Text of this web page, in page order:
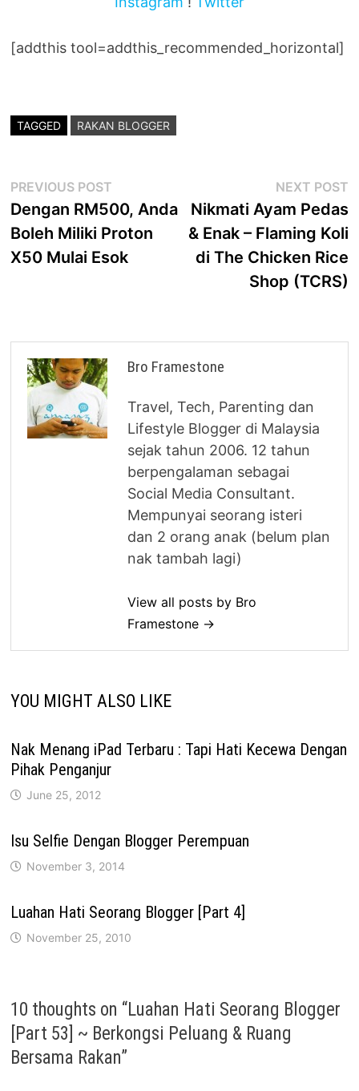
[addthis tool=addthis_recommended_horizontal]
TAGGED RAKAN BLOGGER
Post
navigation
PREVIOUS POST
post:
Dengan RM500, Anda
Boleh Miliki Proton
X50 Mulai Esok
NEXT POST
Nikmati Ayam Pedas
& Enak – Flaming Koli
di The Chicken Rice
Shop (TCRS)
Bro Framestone
Travel, Tech, Parenting dan
Lifestyle Blogger di Malaysia
sejak tahun 2006. 12 tahun
berpengalaman sebagai
Social Media Consultant.
Mempunyai seorang isteri
dan 2 orang anak (belum plan
nak tambah lagi)
View all posts by Bro
Framestone →
YOU MIGHT ALSO LIKE
Nak Menang iPad Terbaru : Tapi Hati Kecewa Dengan
Pihak Penganjur
June 25, 2012
Isu Selfie Dengan Blogger Perempuan
November 3, 2014
Luahan Hati Seorang Blogger [Part 4]
November 25, 2010
10 thoughts on “Luahan Hati Seorang Blogger
[Part 53] ~ Berkongsi Peluang & Ruang
Bersama Rakan”